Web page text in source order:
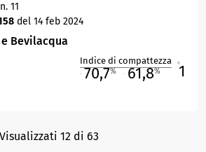
11
del 14 feb 2024
e Bevilacqua
Indice di compattezza
70,7% 61,8% 1
Visualizzati 12 di 63